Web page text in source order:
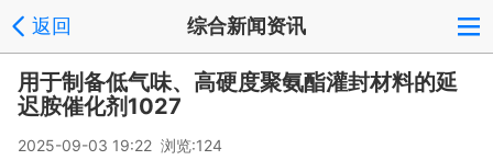
返回 综合新闻资讯
用于制备低气味、高硬度聚氨酯灌封材料的延
迟胺催化剂1027
2025-09-03 19:22 浏览:124